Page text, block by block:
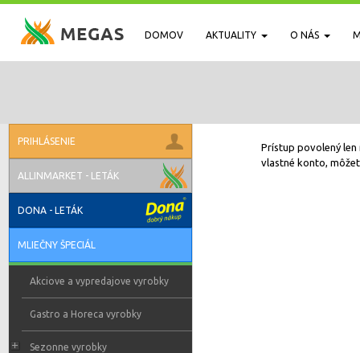
DOMOV AKTUALITY O NÁS
PRIHLÁSENIE
ALLINMARKET - LETÁK
DONA - LETÁK
MLIEČNY ŠPECIÁL
Akciove a vypredajove vyrobky
Gastro a Horeca vyrobky
Sezonne vyrobky
Prístup povolený len
vlastné konto,